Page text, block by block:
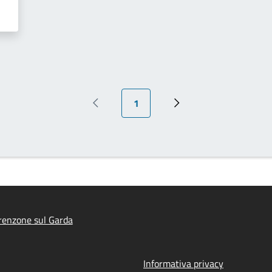
Pagina precedente
Pagina attuale
1
Prossima pagina
sul Garda
Informativa privacy